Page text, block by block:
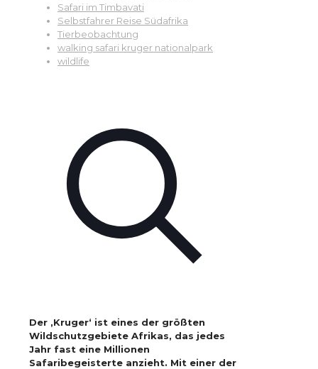
Safari im Timbavati
Selbstfahrer Reise Südafrika
Tierbeobachtung
walking safari kruger nationalpark
wildlife
Der ‚Kruger‘ ist eines der größten
Wildschutzgebiete Afrikas, das jedes
Jahr fast eine Millionen
Safaribegeisterte anzieht. Mit einer der